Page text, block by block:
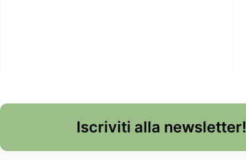
Iscriviti alla newsletter!